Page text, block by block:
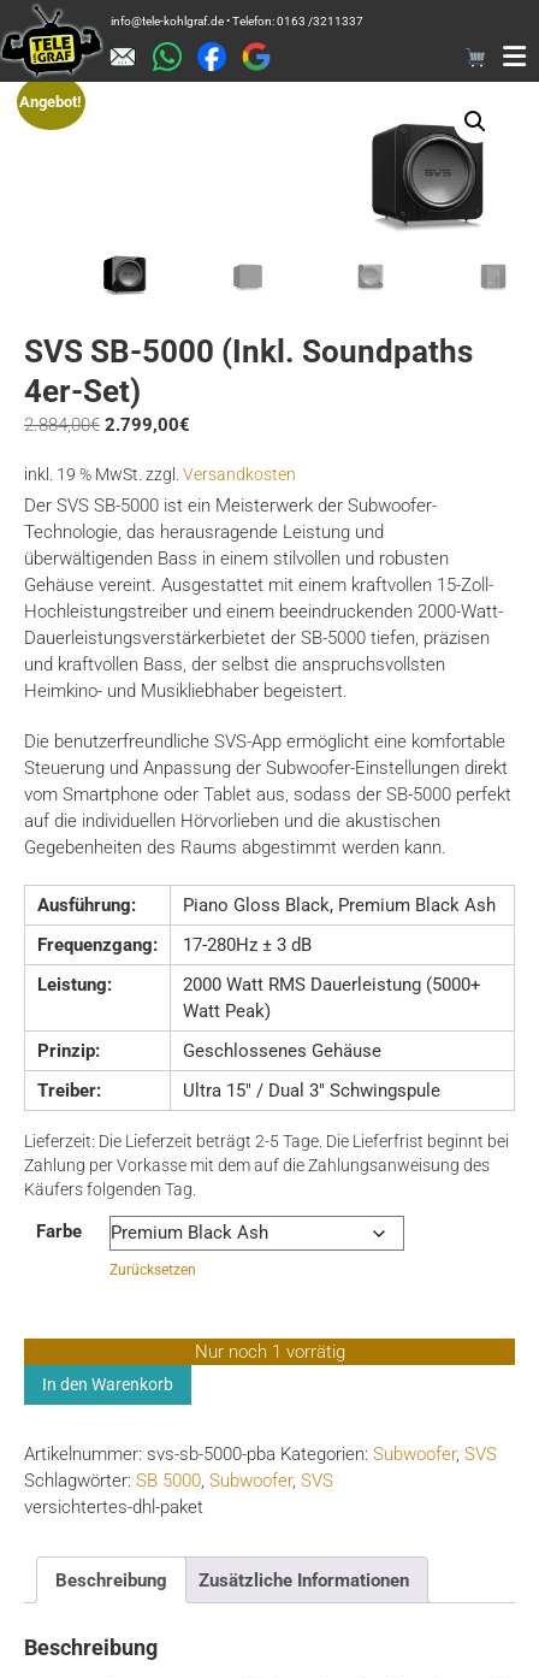
Zum
Inhalt
springen
info@tele-kohlgraf.de • Telefon: 0163 /3211337
Angebot!
SVS SB-5000 (inkl. Soundpaths
4er-Set)
2.884,00€ Ursprünglicher
war:
2.884,00€
2.799,00€
ist:
2.799,00€.
inkl. 19 % MwSt. zzgl. Versandkosten
Der SVS SB-5000 ist ein Meisterwerk der Subwoofer-
Technologie, das herausragende Leistung und
überwältigenden Bass in einem stilvollen und robusten
Gehäuse vereint. Ausgestattet mit einem kraftvollen 15-Zoll-
Hochleistungstreiber und einem beeindruckenden 2000-Watt-
Dauerleistungsverstärkerbietet der SB-5000 tiefen, präzisen
und kraftvollen Bass, der selbst die anspruchsvollsten
Heimkino- und Musikliebhaber begeistert.
Die benutzerfreundliche SVS-App ermöglicht eine komfortable
Steuerung und Anpassung der Subwoofer-Einstellungen direkt
vom Smartphone oder Tablet aus, sodass der SB-5000 perfekt
auf die individuellen Hörvorlieben und die akustischen
Gegebenheiten des Raums abgestimmt werden kann.
Ausführung:
Piano Gloss Black, Premium Black Ash
Frequenzgang:
17-280Hz ± 3 dB
Leistung:
2000 Watt RMS Dauerleistung (5000+
Watt Peak)
Prinzip:
Geschlossenes Gehäuse
Treiber:
Ultra 15″ / Dual 3″ Schwingspule
Lieferzeit: Die Lieferzeit beträgt 2-5 Tage. Die Lieferfrist beginnt bei
Zahlung per Vorkasse mit dem auf die Zahlungsanweisung des
Käufers folgenden Tag.
Farbe
Zurücksetzen
Nur noch 1 vorrätig
SVS
SB-
(inkl.
Soundpaths
4er-
Menge
In den Warenkorb
Artikelnummer: svs-sb-5000-pba Kategorien: Subwoofer, SVS
Schlagwörter: SB 5000, Subwoofer, SVS
versichtertes-dhl-paket
Beschreibung Zusätzliche Informationen
Beschreibung